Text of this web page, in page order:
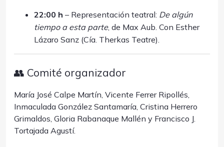
22:00 h – Representación teatral: De algún
tiempo a esta parte, de Max Aub. Con Esther
Lázaro Sanz (Cía. Therkas Teatre).
👥 Comité organizador
María José Calpe Martín, Vicente Ferrer Ripollés,
Inmaculada González Santamaría, Cristina Herrero
Grimaldos, Gloria Rabanaque Mallén y Francisco J.
Tortajada Agustí.